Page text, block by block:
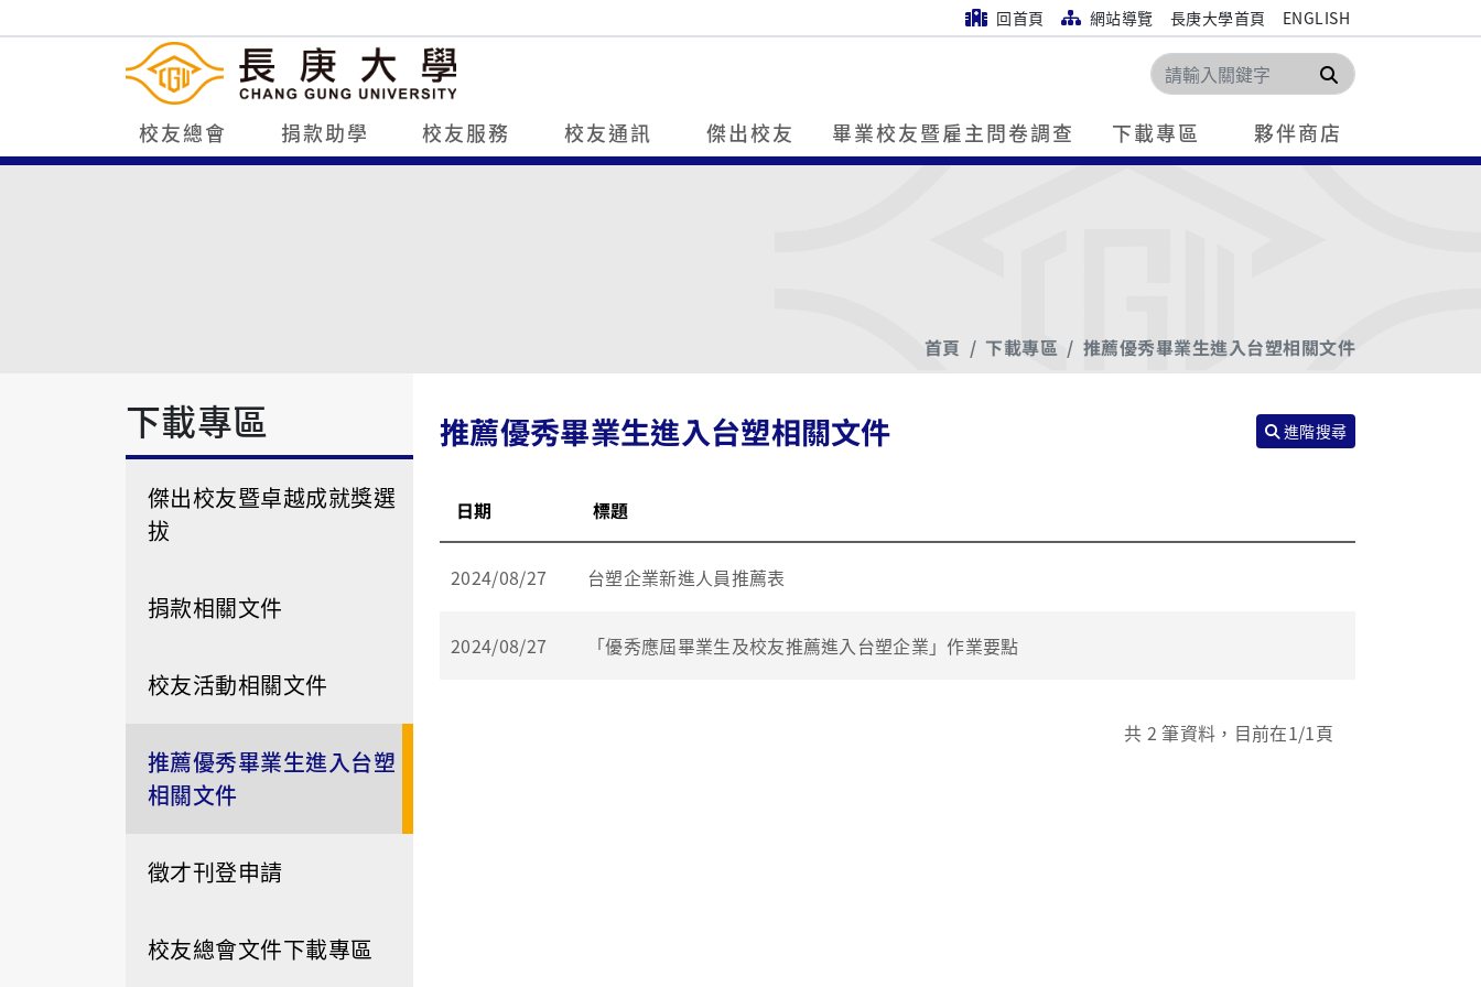
回首頁 網站導覽 長庚大學首頁 ENGLISH
搜尋
校友總會 捐款助學 校友服務 校友通訊 傑出校友 畢業校友暨雇主問卷調查 下載專區 夥伴商店
首頁 下載專區 推薦優秀畢業生進入台塑相關文件
下載專區
傑出校友暨卓越成就獎選
拔
捐款相關文件
校友活動相關文件
推薦優秀畢業生進入台塑
相關文件
徵才刊登申請
校友總會文件下載專區
推薦優秀畢業生進入台塑相關文件 進階搜尋
日期 標題
2024/08/27 台塑企業新進人員推薦表
2024/08/27 「優秀應屆畢業生及校友推薦進入台塑企業」作業要點
共2 筆資料，目前在1/1頁